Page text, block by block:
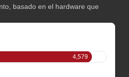
basado en el hardware que
4,579